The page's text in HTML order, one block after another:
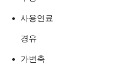
사용연료
경유
가변축